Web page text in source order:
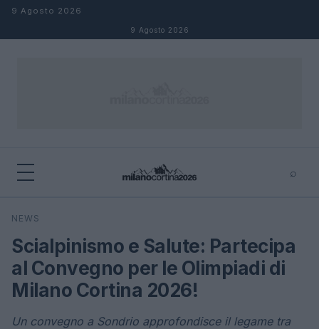
Salta al contenuto
9 Agosto 2026
9 Agosto 2026
⌕
Cerca
NEWS
Scialpinismo e Salute: Partecipa
al Convegno per le Olimpiadi di
Milano Cortina 2026!
Un convegno a Sondrio approfondisce il legame tra